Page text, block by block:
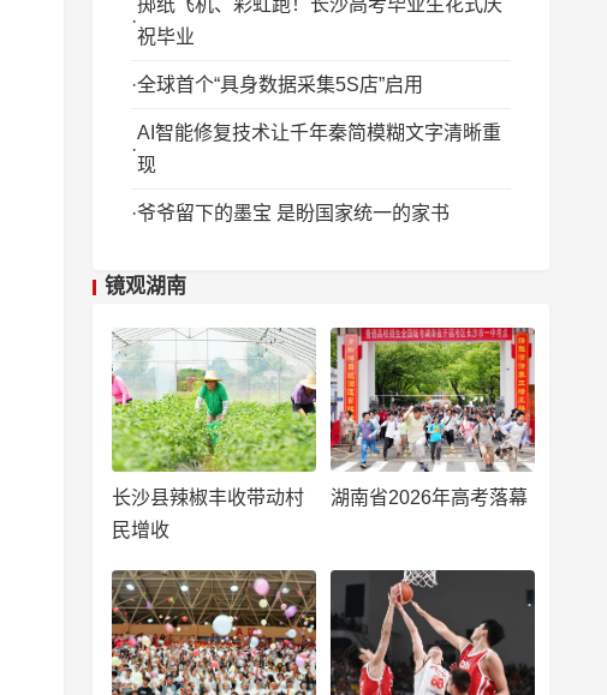
掷纸飞机、彩虹跑！长沙高考毕业生花式庆
祝毕业
全球首个“具身数据采集5S店”启用
AI智能修复技术让千年秦简模糊文字清晰重
现
爷爷留下的墨宝 是盼国家统一的家书
镜观湖南
长沙县辣椒丰收带动村
民增收
湖南省2026年高考落幕